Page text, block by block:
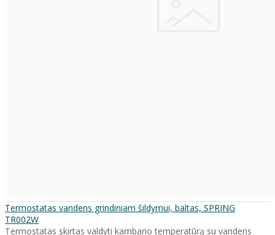
Termostatas vandens grindiniam šildymui, baltas, SPRING
TR002W
Termostatas skirtas valdyti kambario temperatūrą su vandens